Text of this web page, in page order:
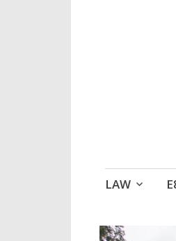
Naar
springen
LAW